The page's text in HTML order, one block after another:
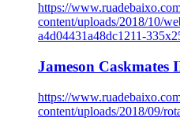
https://
content/uploads/2018/10/
a4d04431a48dc1211-
Jameson Caskmates
https://
content/uploads/2018/09/